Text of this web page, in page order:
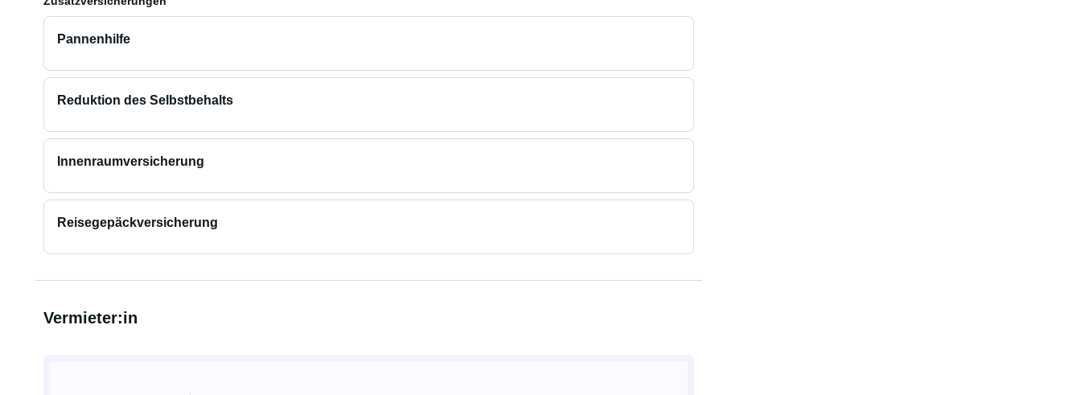
Pannenhilfe
Reduktion des Selbstbehalts
Innenraumversicherung
Reisegepäckversicherung
Vermieter:in